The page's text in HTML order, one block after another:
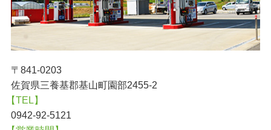
〒841-0203
佐賀県三養基郡基山町園部2455-2
【TEL】
0942-92-5121